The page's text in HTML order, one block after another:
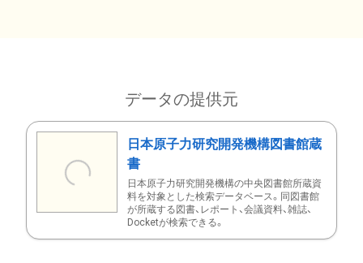
データの提供元
日本原子力研究開発機構図書館蔵
書
日本原子力研究開発機構の中央図書館所蔵資
料を対象とした検索データベース。同図書館
が所蔵する図書、レポート、会議資料、雑誌、
Docketが検索できる。